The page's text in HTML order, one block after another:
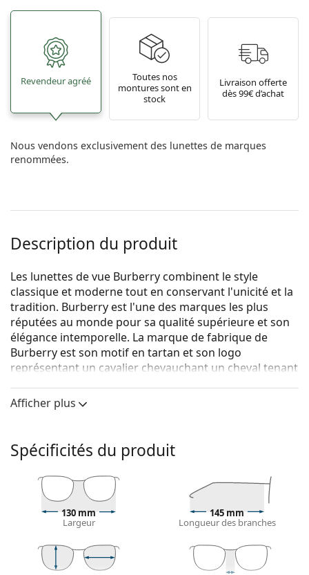
Revendeur agréé
Toutes nos
montures sont en
stock
Livraison offerte
dès 99€ d’achat
Nous vendons exclusivement des lunettes de marques
renommées.
Description du produit
Les lunettes de vue Burberry combinent le style
classique et moderne tout en conservant l'unicité et la
tradition. Burberry est l'une des marques les plus
réputées au monde pour sa qualité supérieure et son
élégance intemporelle. La marque de fabrique de
Burberry est son motif en tartan et son logo
représentant un cavalier chevauchant un cheval tenant
unique grâce à son design, son style et le nombre de
combinaisons de couleurs intéressantes qui
Burberry 0BE1388D 1109 51sont des lunettes pour
Monture de lunettes de vue
La couleur brune de la monture s'accorde
parfaitement avec un teint chaud et des cheveux
châtain clair, noirs ou blonds foncés.
Les montures rondes sont un choix idéal pour les
Afficher plus
Spécificités du produit
130 mm
Largeur
145 mm
Longueur des branches